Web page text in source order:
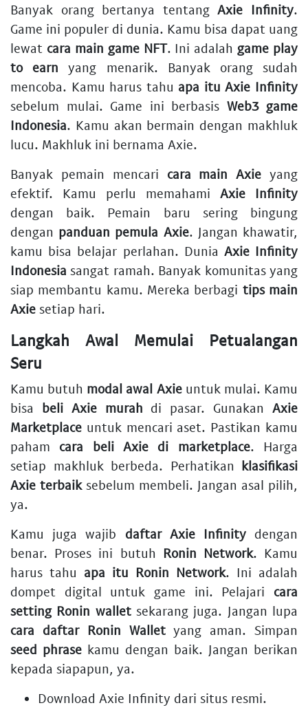
Banyak orang bertanya tentangAxie Infinity.
Game ini populer di dunia. Kamu bisa dapat uang
lewat cara main game NFT. Ini adalah game play
to earn yang menarik. Banyak orang sudah
mencoba. Kamu harus tahu apa itu Axie Infinity
sebelum mulai. Game ini berbasis Web3 game
Indonesia. Kamu akan bermain dengan makhluk
lucu. Makhluk ini bernama Axie.
Banyak pemain mencari cara main Axie yang
efektif. Kamu perlu memahami Axie Infinity
dengan baik. Pemain baru sering bingung
dengan panduan pemula Axie. Jangan khawatir,
kamu bisa belajar perlahan. Dunia Axie Infinity
Indonesia sangat ramah. Banyak komunitas yang
siap membantu kamu. Mereka berbagi tips main
Axie setiap hari.
Langkah Awal Memulai Petualangan
Seru
Kamu butuh modal awal Axieuntuk mulai. Kamu
bisa beli Axie murah di pasar. GunakanAxie
Marketplace untuk mencari aset. Pastikan kamu
paham cara beli Axie di marketplace. Harga
setiap makhluk berbeda. Perhatikan klasifikasi
Axie terbaiksebelum membeli. Jangan asal pilih,
ya.
Kamu juga wajib daftar Axie Infinitydengan
benar. Proses ini butuh
Ronin Network. Kamu
harus tahu apa itu Ronin Network. Ini adalah
dompet digital untuk game ini. Pelajari cara
setting Ronin walletsekarang juga. Jangan lupa
cara daftar Ronin Walletyang aman. Simpan
seed phrase kamu dengan baik. Jangan berikan
kepada siapapun, ya.
Download Axie Infinity dari situs resmi.